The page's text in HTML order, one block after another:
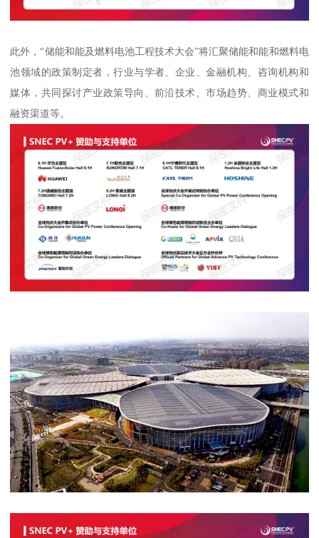
此外，“储能和能及燃料电池工程技术大会”将汇聚储能和能和燃料电
池领域的政策制定者，行业与学者、企业、金融机构、咨询机构和
媒体，共同探讨产业政策导向、前沿技术、市场趋势、商业模式和
融资渠道等。